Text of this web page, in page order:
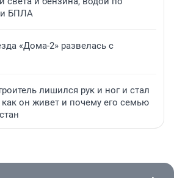
БПЛА
«Дома-2» развелась с
лишился рук и ног и стал
как он живет и почему его семью